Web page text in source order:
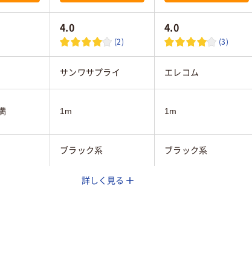
4.0
(2)
4.0
(3)
サンワサプライ エレコム
1m 1m
ブラック系 ブラック系
詳しく見る